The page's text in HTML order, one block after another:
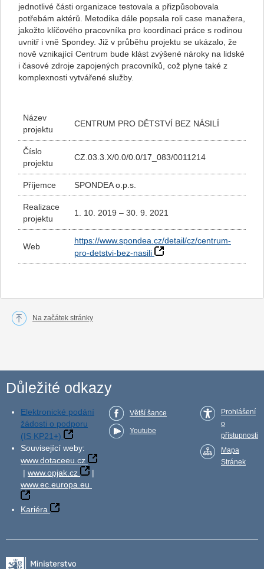
jednotlivé části organizace testovala a přizpůsobovala
potřebám aktérů. Metodika dále popsala roli case manažera,
jakožto klíčového pracovníka pro koordinaci práce s rodinou
uvnitř i vně Spondey. Již v průběhu projektu se ukázalo, že
nově vznikající Centrum bude klást zvýšené nároky na lidské
i časové zdroje zapojených pracovníků, což plyne také z
komplexnosti vytvářené služby.
Název
projektu
CENTRUM PRO DĚTSTVÍ BEZ NÁSILÍ
Číslo
projektu
CZ.03.3.X/0.0/0.0/17_083/0011214
Příjemce SPONDEA o.p.s.
Realizace
projektu
1. 10. 2019 – 30 . 9. 2021
Web
https://www.spondea.cz/detail/cz/centrum-
pro-detstvi-bez-nasili
Na začátek stránky
Důležité odkazy
Elektronické podání
žádosti o podporu
(IS KP21+)
Související weby:
www.dotaceeu.cz
| www.opjak.cz
|
www.ec.europa.eu
Kariéra
Větší šance
Youtube
Prohlášení
o
přístupnosti
Mapa
Stránek